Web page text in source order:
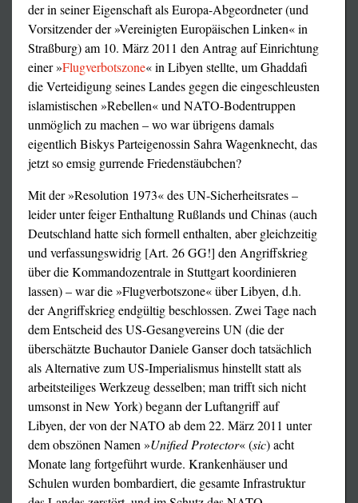
der in seiner Eigenschaft als Europa-Abgeordneter (und
Vorsitzender der »Vereinigten Europäischen Linken« in
Straßburg) am 10. März 2011 den Antrag auf Einrichtung
einer »Flugverbotszone« in Libyen stellte, um Ghaddafi
die Verteidigung seines Landes gegen die eingeschleusten
islamistischen »Rebellen« und NATO-Bodentruppen
unmöglich zu machen – wo war übrigens damals
eigentlich Biskys Parteigenossin Sahra Wagenknecht, das
jetzt so emsig gurrende Friedenstäubchen?
Mit der »Resolution 1973« des UN-Sicherheitsrates –
leider unter feiger Enthaltung Rußlands und Chinas (auch
Deutschland hatte sich formell enthalten, aber gleichzeitig
und verfassungswidrig [Art. 26 GG!] den Angriffskrieg
über die Kommandozentrale in Stuttgart koordinieren
lassen) – war die »Flugverbotszone« über Libyen, d.h.
der Angriffskrieg endgültig beschlossen. Zwei Tage nach
dem Entscheid des US-Gesangvereins UN (die der
überschätzte Buchautor Daniele Ganser doch tatsächlich
als Alternative zum US-Imperialismus hinstellt statt als
arbeitsteiliges Werkzeug desselben; man trifft sich nicht
umsonst in New York) begann der Luftangriff auf
Libyen, der von der NATO ab dem 22. März 2011 unter
dem obszönen Namen »Unified Protector« (sic) acht
Monate lang fortgeführt wurde. Krankenhäuser und
Schulen wurden bombardiert, die gesamte Infrastruktur